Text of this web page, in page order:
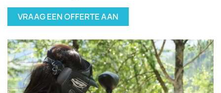
VRAAG EEN OFFERTE AAN